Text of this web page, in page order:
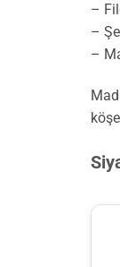
–
–
–